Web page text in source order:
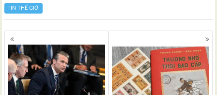
TIN THẾ GIỚI
Posts
navigation